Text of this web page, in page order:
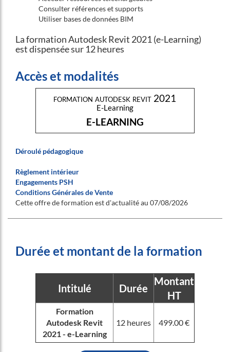
Consulter références et supports
Utiliser bases de données BIM
La formation Autodesk Revit 2021 (e-Learning)
est dispensée sur 12 heures
Accès et modalités
formation autodesk revit 2021
E-Learning
E-LEARNING
Déroulé pédagogique
Règlement intérieur
Engagements PSH
Conditions Générales de Vente
Cette offre de formation est d'actualité au 07/08/2026
Durée et montant de la formation
Intitulé Durée
Montant
HT
Formation
Autodesk Revit
2021 - e-Learning
12 heures 499.00 €